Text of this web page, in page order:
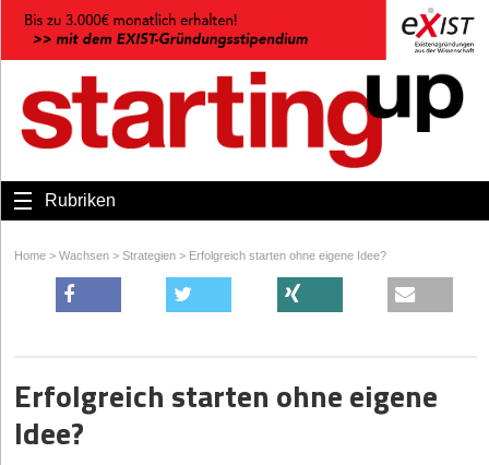
Rubriken
Home > Wachsen > Strategien > Erfolgreich starten ohne eigene Idee?
Erfolgreich starten ohne eigene
Idee?